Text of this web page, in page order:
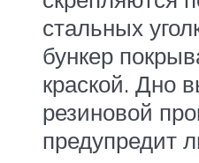
стальных
бункер
краской. Дно
резиновой
предупредит